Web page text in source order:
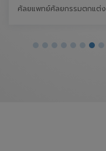
ศัลยแพทย์ศัลยกรรมตกแต่ง